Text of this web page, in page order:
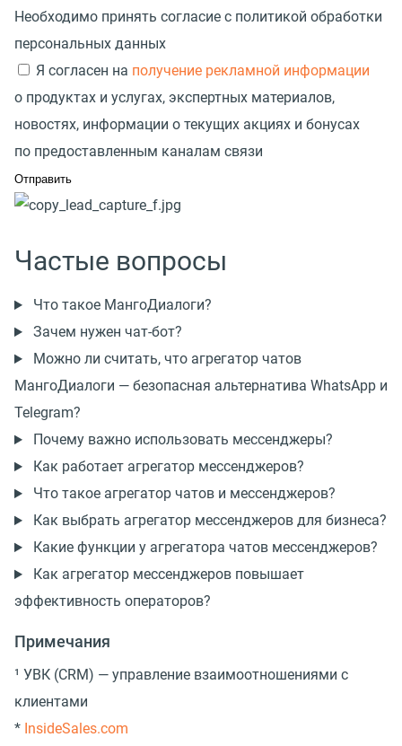
Необходимо принять согласие с политикой обработки
персональных данных
Я согласен на получение рекламной информации
о продуктах и услугах, экспертных материалов,
новостях, информации о текущих акциях и бонусах
по предоставленным каналам связи
Частые вопросы
Что такое МангоДиалоги?
Зачем нужен чат-бот?
Можно ли считать, что агрегатор чатов
МангоДиалоги — безопасная альтернатива WhatsApp и
Telegram?
Почему важно использовать мессенджеры?
Как работает агрегатор мессенджеров?
Что такое агрегатор чатов и мессенджеров?
Как выбрать агрегатор мессенджеров для бизнеса?
Какие функции у агрегатора чатов мессенджеров?
Как агрегатор мессенджеров повышает
эффективность операторов?
Примечания
¹ УВК (CRM) — управление взаимоотношениями с
клиентами
* InsideSales.com